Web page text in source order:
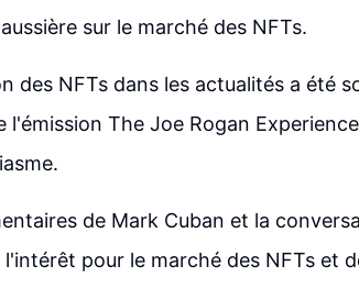
sur le marché des NFTs.
des NFTs dans les actualités a été
l'émission The Joe Rogan
de Mark Cuban et la
pour le marché des NFTs et